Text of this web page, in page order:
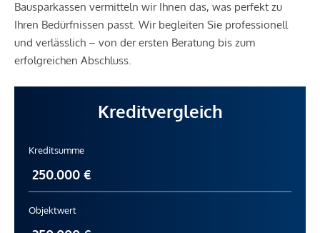
Bausparkassen vermitteln wir Ihnen das, was perfekt zu
Ihren Bedürfnissen passt. Wir begleiten Sie professionell
und verlässlich – von der ersten Beratung bis zum
erfolgreichen Abschluss.
Kreditvergleich
Kreditsumme
Objektwert